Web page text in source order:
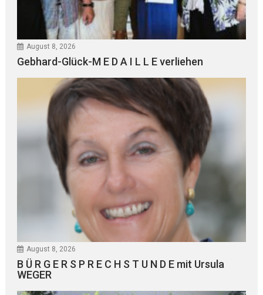
August 8, 2026
Gebhard-Glück-M E D A I L L E verliehen
August 8, 2026
B Ü R G E R S P R E C H S T U N D E mit Ursula
WEGER